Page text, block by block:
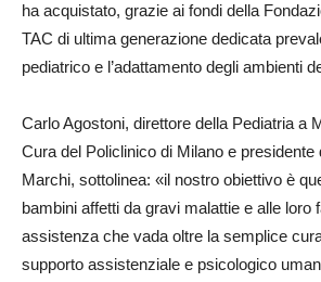
ha acquistato, grazie ai fondi della
TAC di ultima generazione dedicata
pediatrico e l’adattamento degli ambienti
Carlo Agostoni, direttore della Pediatria a
Cura del Policlinico di Milano e presidente
Marchi, sottolinea: «il nostro obiettivo è
bambini affetti da gravi malattie e alle loro
assistenza che vada oltre la semplice
supporto assistenziale e psicologico